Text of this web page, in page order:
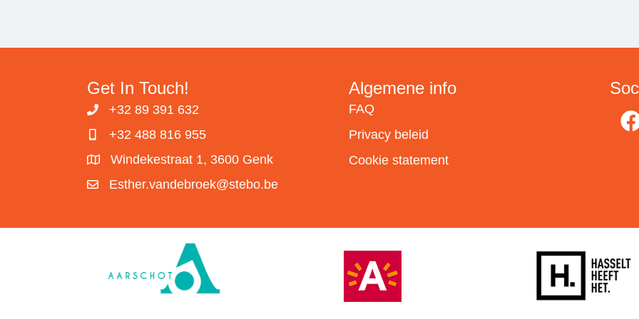
Get In Touch!
+32 89 391 632
+32 488 816 955
Windekestraat 1, 3600 Genk
Esther.vandebroek@stebo.be
Algemene info
FAQ
Privacy beleid
Cookie statement